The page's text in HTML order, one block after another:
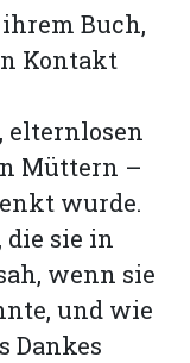
Buch,
Kontakt
elternlosen
Müttern –
wurde.
die sie in
wenn sie
und wie
Dankes